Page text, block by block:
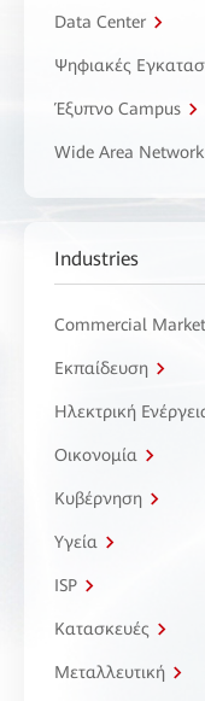
Data Center
Ψηφιακές
Έξυπνο Campus
Wide Area Network
Industries
Commercial Market
Εκπαίδευση
Ηλεκτρική
Οικονομία
Κυβέρνηση
Υγεία
ISP
Κατασκευές
Μεταλλευτική